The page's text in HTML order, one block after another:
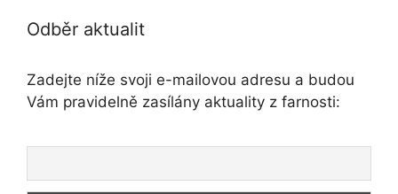
Odběr aktualit
Zadejte níže svoji e-mailovou adresu a budou
Vám pravidelně zasílány aktuality z farnosti: